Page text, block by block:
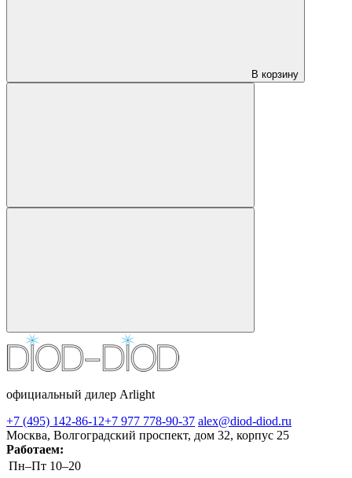
В корзину
официальный дилер Arlight
+7 (495) 142-86-12+7 977 778-90-37 alex@diod-diod.ru
Москва, Волгоградский проспект, дом 32, корпус 25
Работаем:
Пн–Пт 10–20